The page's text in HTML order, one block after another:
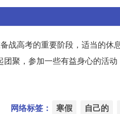
战高考的重要阶段，适当的
聚，参加一些有益身心的活
网络标签： 寒假 自己的